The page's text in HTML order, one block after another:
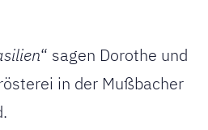
“ sagen Dorothe und
in der Mußbacher